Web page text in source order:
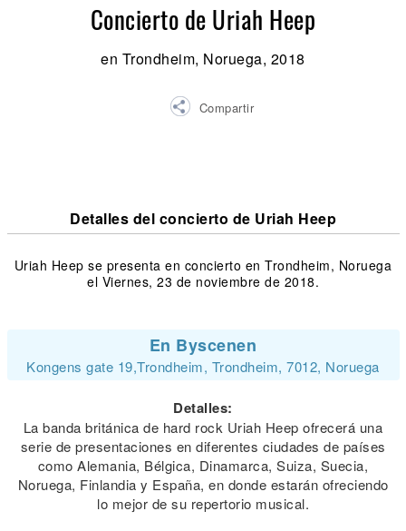
Concierto de Uriah Heep
en Trondheim, Noruega, 2018
Compartir
Detalles del concierto de Uriah Heep
Uriah Heep se presenta en concierto en Trondheim, Noruega
el Viernes, 23 de noviembre de 2018.
En Byscenen
Kongens gate 19,Trondheim, Trondheim, 7012, Noruega
Detalles:
La banda británica de hard rock Uriah Heep ofrecerá una
serie de presentaciones en diferentes ciudades de países
como Alemania, Bélgica, Dinamarca, Suiza, Suecia,
Noruega, Finlandia y España, en donde estarán ofreciendo
lo mejor de su repertorio musical.